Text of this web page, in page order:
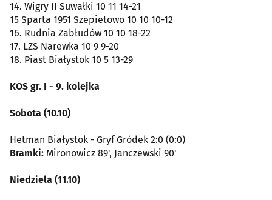
14. Wigry II Suwałki 10 11 14-21
15 Sparta 1951 Szepietowo 10 10 10-12
16. Rudnia Zabłudów 10 10 18-22
17. LZS Narewka 10 9 9-20
18. Piast Białystok 10 5 13-29
KOS gr. I - 9. kolejka
Sobota (10.10)
Hetman Białystok - Gryf Gródek 2:0 (0:0)
Bramki: Mironowicz 89', Janczewski 90'
Niedziela (11.10)